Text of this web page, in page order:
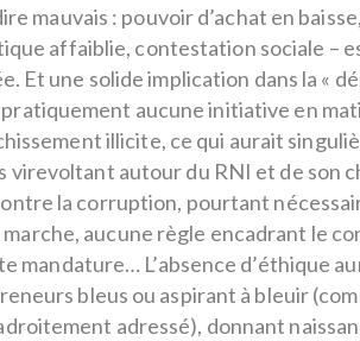
mauvais : pouvoir d’achat en
affaiblie, contestation sociale –
Et une solide implication dans la «
aucune initiative en
illicite, ce qui aurait
virevoltant autour du RNI et de son
la corruption, pourtant
aucune règle encadrant le
mandature… L’absence d’éthique
bleus ou aspirant à bleuir
adressé), donnant